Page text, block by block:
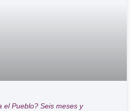
el Pueblo? Seis meses y